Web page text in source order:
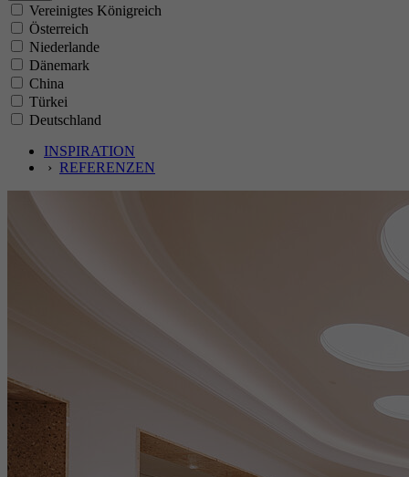
Vereinigtes Königreich
Österreich
Niederlande
Dänemark
China
Türkei
Deutschland
INSPIRATION
› REFERENZEN